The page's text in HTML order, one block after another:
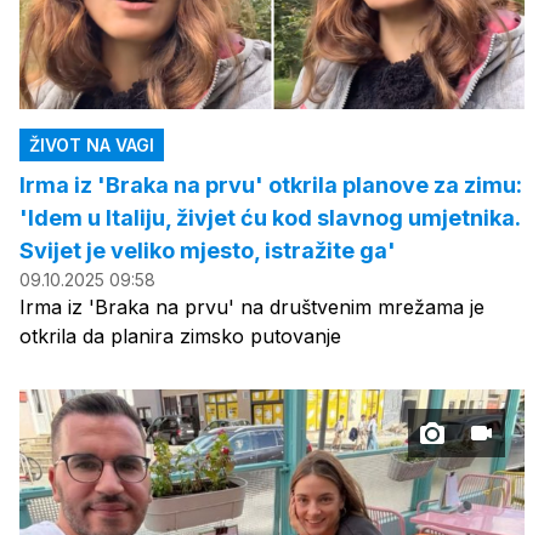
ŽIVOT NA VAGI
Irma iz 'Braka na prvu' otkrila planove za zimu:
'Idem u Italiju, živjet ću kod slavnog umjetnika.
Svijet je veliko mjesto, istražite ga'
09.10.2025 09:58
Irma iz 'Braka na prvu' na društvenim mrežama je
otkrila da planira zimsko putovanje